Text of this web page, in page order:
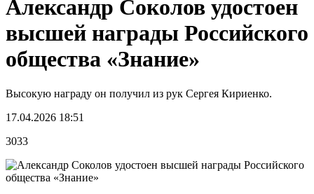
Александр Соколов удостоен
высшей награды Российского
общества «Знание»
Высокую награду он получил из рук Сергея Кириенко.
17.04.2026 18:51
3033